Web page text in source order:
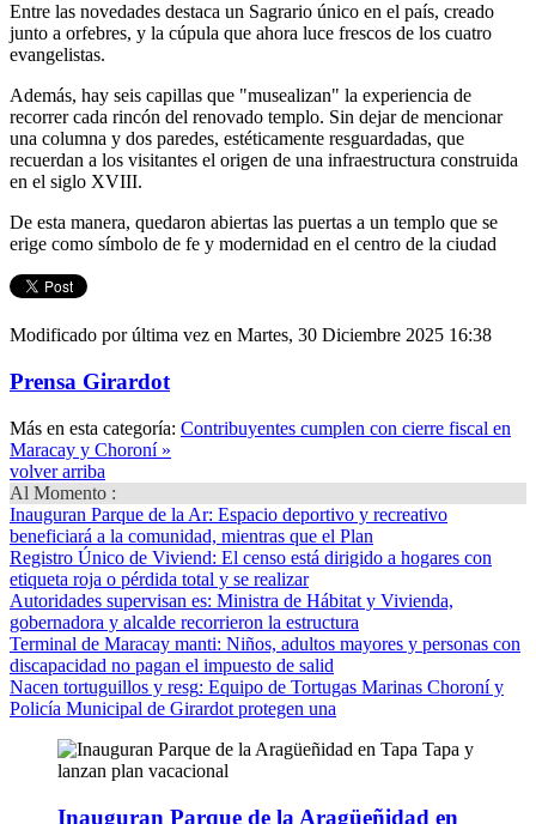
Entre las novedades destaca un Sagrario único en el país, creado
junto a orfebres, y la cúpula que ahora luce frescos de los cuatro
evangelistas.
Además, hay seis capillas que "musealizan" la experiencia de
recorrer cada rincón del renovado templo. Sin dejar de mencionar
una columna y dos paredes, estéticamente resguardadas, que
recuerdan a los visitantes el origen de una infraestructura construida
en el siglo XVIII.
De esta manera, quedaron abiertas las puertas a un templo que se
erige como símbolo de fe y modernidad en el centro de la ciudad
Modificado por última vez en Martes, 30 Diciembre 2025 16:38
Prensa Girardot
Más en esta categoría: Contribuyentes cumplen con cierre fiscal en
Maracay y Choroní »
volver arriba
Al Momento :
Inauguran Parque de la Ar: Espacio deportivo y recreativo
beneficiará a la comunidad, mientras que el Plan
Registro Único de Viviend: El censo está dirigido a hogares con
etiqueta roja o pérdida total y se realizar
Autoridades supervisan es: Ministra de Hábitat y Vivienda,
gobernadora y alcalde recorrieron la estructura
Terminal de Maracay manti: Niños, adultos mayores y personas con
discapacidad no pagan el impuesto de salid
Nacen tortuguillos y resg: Equipo de Tortugas Marinas Choroní y
Policía Municipal de Girardot protegen una
Inauguran Parque de la Aragüeñidad en